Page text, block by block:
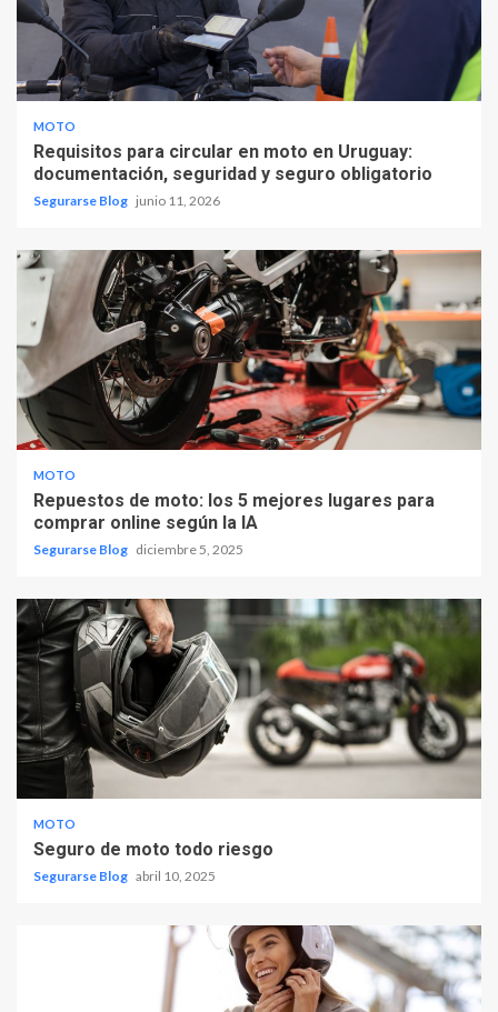
MOTO
Requisitos para circular en moto en Uruguay:
documentación, seguridad y seguro obligatorio
Segurarse Blog junio 11, 2026
MOTO
Repuestos de moto: los 5 mejores lugares para
comprar online según la IA
Segurarse Blog diciembre 5, 2025
MOTO
Seguro de moto todo riesgo
Segurarse Blog abril 10, 2025